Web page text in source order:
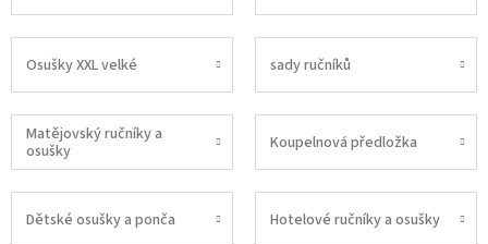
Osušky XXL velké sady ručníků
Matějovský ručníky a
osušky
Koupelnová předložka
Dětské osušky a ponča Hotelové ručníky a osušky